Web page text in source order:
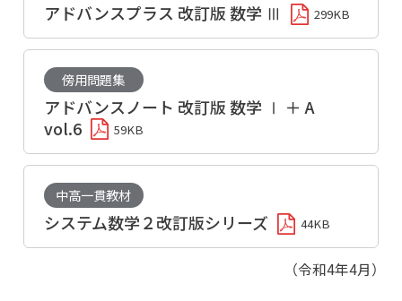
アドバンスプラス 改訂版 数学 Ⅲ 299KB
傍用問題集
アドバンスノート 改訂版 数学 Ⅰ ＋ A
vol.6
59KB
中高一貫教材
システム数学２改訂版シリーズ 44KB
（令和4年4月）